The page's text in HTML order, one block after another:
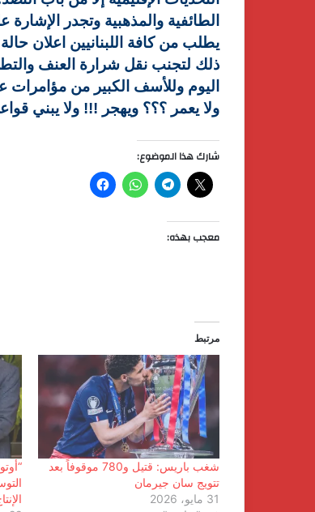
الطائفية والمذهبية وتجدر
يطلب من كافة اللبنانيين اعلان
ذلك لتجنب نقل شرارة العنف
اليوم وللأسف الكبير من
ولا يعمر ؟؟؟ ويهجر !!! ولا يبني
شارك هذا الموضوع:
معجب بهذه:
مرتبط
شغب باريس: قتيل و780 موقوفاً بعد
تتويج سان جيرمان
31 مايو، 2026